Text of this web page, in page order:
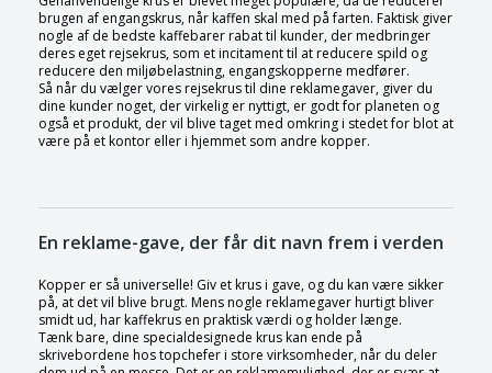
brugen af engangskrus, når kaffen skal med på farten. Faktisk giver
nogle af de bedste kaffebarer rabat til kunder, der medbringer
deres eget rejsekrus, som et incitament til at reducere spild og
reducere den miljøbelastning, engangskopperne medfører.
Så når du vælger vores rejsekrus til dine reklamegaver, giver du
dine kunder noget, der virkelig er nyttigt, er godt for planeten og
også et produkt, der vil blive taget med omkring i stedet for blot at
være på et kontor eller i hjemmet som andre kopper.
En reklame-gave, der får dit navn frem i verden
Kopper er så universelle! Giv et krus i gave, og du kan være sikker
på, at det vil blive brugt. Mens nogle reklamegaver hurtigt bliver
smidt ud, har kaffekrus en praktisk værdi og holder længe.
Tænk bare, dine specialdesignede krus kan ende på
skrivebordene hos topchefer i store virksomheder, når du deler